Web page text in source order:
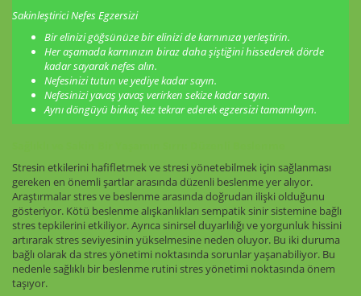
Sakinleştirici Nefes Egzersizi
Bir elinizi göğsünüze bir elinizi de karnınıza yerleştirin.
Her aşamada karnınızın biraz daha şiştiğini hissederek dörde
kadar sayarak nefes alın.
Nefesinizi tutun ve yediye kadar sayın.
Nefesinizi yavaş yavaş verirken sekize kadar sayın.
Aynı döngüyü birkaç kez tekrar ederek egzersizi tamamlayın.
Stresin etkilerini hafifletmek ve stresi yönetebilmek için sağlanması
gereken en önemli şartlar arasında düzenli beslenme yer alıyor.
Araştırmalar stres ve beslenme arasında doğrudan ilişki olduğunu
gösteriyor. Kötü beslenme alışkanlıkları sempatik sinir sistemine bağlı
stres tepkilerini etkiliyor. Ayrıca sinirsel duyarlılığı ve yorgunluk hissini
artırarak stres seviyesinin yükselmesine neden oluyor. Bu iki duruma
bağlı olarak da stres yönetimi noktasında sorunlar yaşanabiliyor. Bu
nedenle sağlıklı bir beslenme rutini stres yönetimi noktasında önem
taşıyor.